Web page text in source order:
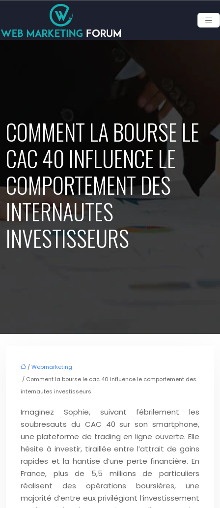
COMMENT LA BOURSE LE
CAC 40 INFLUENCE LE
COMPORTEMENT DES
INTERNAUTES
INVESTISSEURS
/Webmarketing
/ Comment la bourse le cac 40 influence le comportement des
internautes investisseurs
Imaginez Sophie, suivant fébrilement les
soubresauts du CAC 40 sur son smartphone,
une plateforme de trading en ligne ouverte. Elle
hésite à investir, tiraillée entre l’attrait de gains
rapides et la hantise d’une perte financière. En
France, plus de 5,5 millions de particuliers
réalisent des opérations boursières, une
majorité d’entre eux privilégiant l’investissement